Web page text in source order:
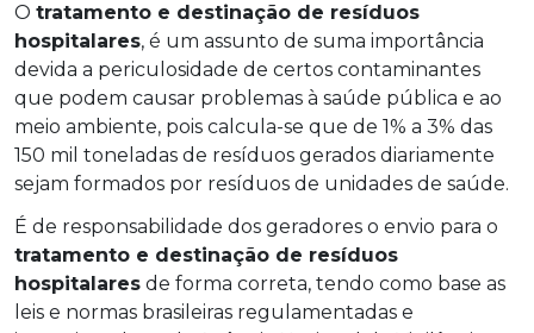
O tratamento e destinação de resíduos
hospitalares, é um assunto de suma importância
devida a periculosidade de certos contaminantes
que podem causar problemas à saúde pública e ao
meio ambiente, pois calcula-se que de 1% a 3% das
150 mil toneladas de resíduos gerados diariamente
sejam formados por resíduos de unidades de saúde.
É de responsabilidade dos geradores o envio para o
tratamento e destinação de resíduos
hospitalares de forma correta, tendo como base as
leis e normas brasileiras regulamentadas e